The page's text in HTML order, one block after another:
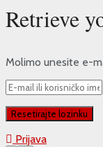
Retrieve
Molimo unesite e-
Prijava